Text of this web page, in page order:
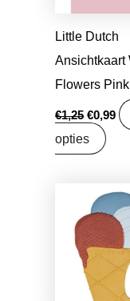
Little Dutch
Ansichtkaart
Flowers Pink
€1,25 €0,99
opties
prijs
was:
€8,99.
is: